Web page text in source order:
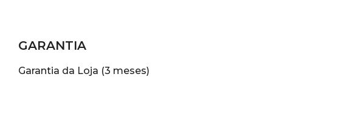
GARANTIA
Garantia da Loja (3 meses)